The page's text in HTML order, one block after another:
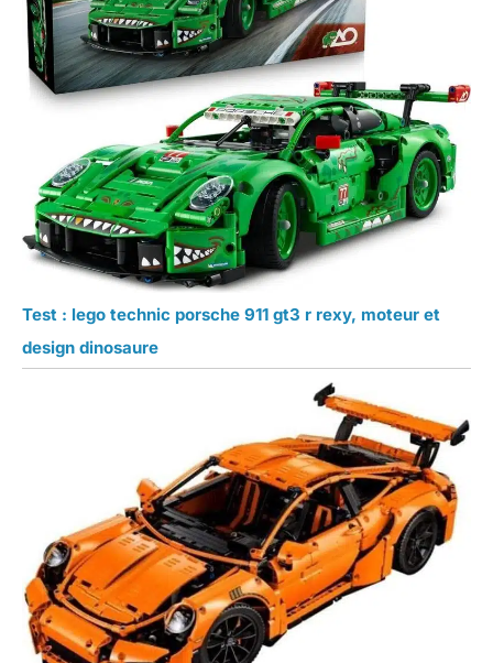
Test : lego technic porsche 911 gt3 r rexy, moteur et
design dinosaure